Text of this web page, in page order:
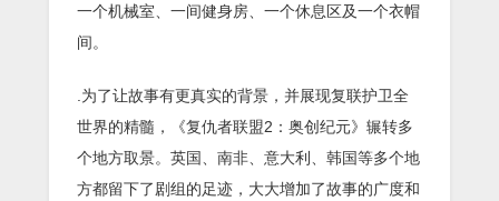
一个机械室、一间健身房、一个休息区及一个衣帽
间。
.为了让故事有更真实的背景，并展现复联护卫全
世界的精髓，《复仇者联盟2：奥创纪元》辗转多
个地方取景。英国、南非、意大利、韩国等多个地
方都留下了剧组的足迹，大大增加了故事的广度和